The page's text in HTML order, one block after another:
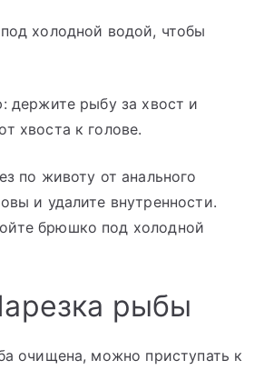
холодной водой, чтобы
держите рыбу за хвост и
хвоста к голове.
по животу от анального
и удалите внутренности.
брюшко под холодной
рыбы
очищена, можно приступать к